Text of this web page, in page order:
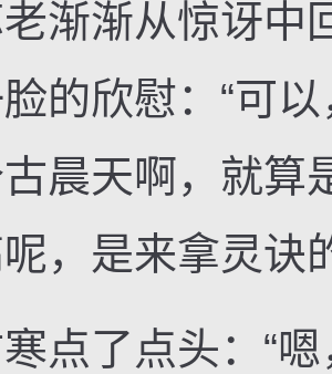
渐从惊讶中
的欣慰：“可
晨天啊，就算
，是来拿灵诀
了点头：“嗯